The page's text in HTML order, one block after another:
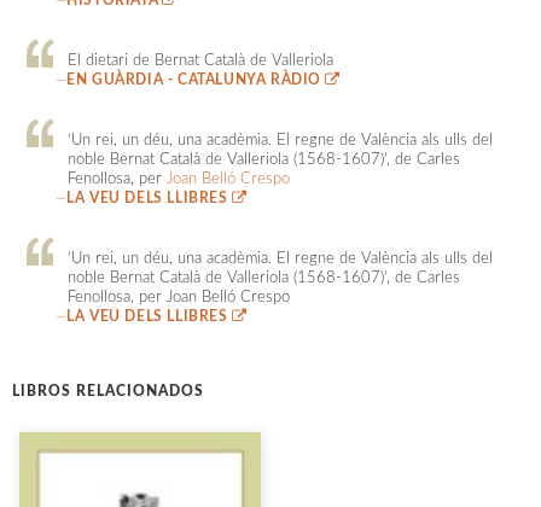
El dietari de Bernat Català de Valleriola
—EN GUÀRDIA - CATALUNYA RÀDIO
‘Un rei, un déu, una acadèmia. El regne de València als ulls del
noble Bernat Català de Valleriola (1568-1607)’, de Carles
Fenollosa, perJoan Belló Crespo
—LA VEU DELS LLIBRES
‘Un rei, un déu, una acadèmia. El regne de València als ulls del
noble Bernat Català de Valleriola (1568-1607)’, de Carles
Fenollosa, per Joan Belló Crespo
—LA VEU DELS LLIBRES
LIBROS RELACIONADOS